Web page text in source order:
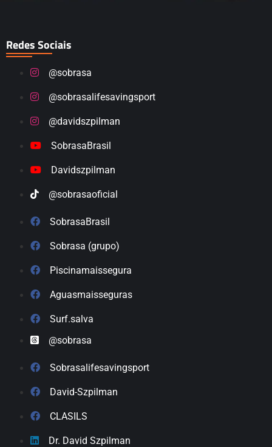
Redes Sociais
@sobrasa
@sobrasalifesavingsport
@davidszpilman
SobrasaBrasil
Davidszpilman
@sobrasaoficial
SobrasaBrasil
Sobrasa (grupo)
Piscinamaissegura
Aguasmaisseguras
Surf.salva
@sobrasa
Sobrasalifesavingsport
David-Szpilman
CLASILS
Dr. David Szpilman